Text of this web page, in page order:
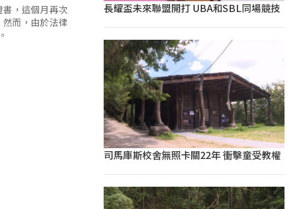
，這個月再次
而，由於法律
長耀盃未來聯盟開打 UBA和SBL同場競技
司馬庫斯校舍無照卡關22年 衝擊童受教權